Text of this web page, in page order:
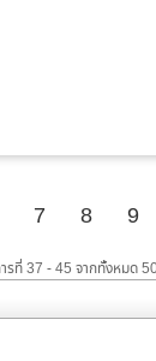
7 8 9
รที่ 37 - 45 จากทั้งหมด